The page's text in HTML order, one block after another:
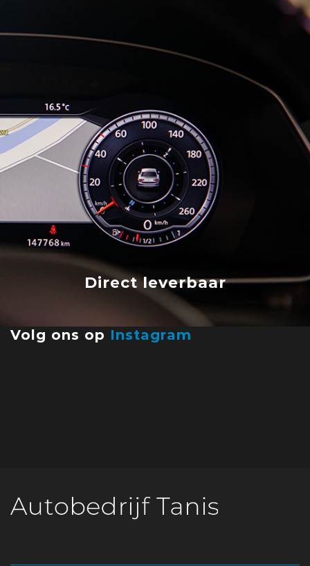
Direct leverbaar
Volg ons op Instagram